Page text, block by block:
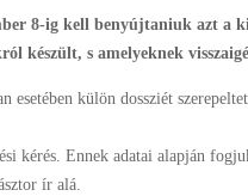
8-ig kell benyújtaniuk azt a
készült, s amelyeknek
esetében külön dossziét
kérés. Ennek adatai alapján
ír alá.